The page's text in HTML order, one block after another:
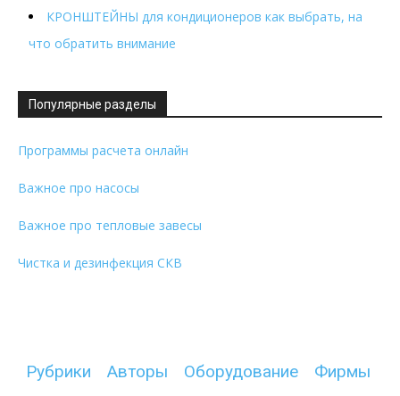
КРОНШТЕЙНЫ для кондиционеров как выбрать, на
что обратить внимание
Популярные разделы
Программы расчета онлайн
Важное про насосы
Важное про тепловые завесы
Чистка и дезинфекция СКВ
Рубрики Авторы Оборудование Фирмы